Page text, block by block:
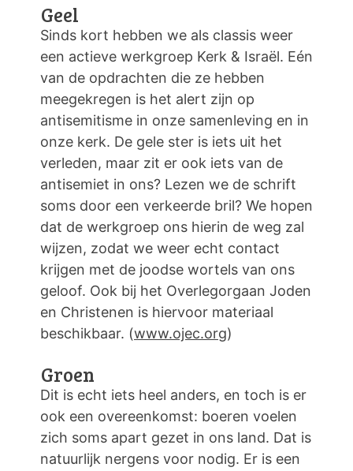
Geel
Sinds kort hebben we als classis weer
een actieve werkgroep Kerk & Israël. Eén
van de opdrachten die ze hebben
meegekregen is het alert zijn op
antisemitisme in onze samenleving en in
onze kerk. De gele ster is iets uit het
verleden, maar zit er ook iets van de
antisemiet in ons? Lezen we de schrift
soms door een verkeerde bril? We hopen
dat de werkgroep ons hierin de weg zal
wijzen, zodat we weer echt contact
krijgen met de joodse wortels van ons
geloof. Ook bij het Overlegorgaan Joden
en Christenen is hiervoor materiaal
beschikbaar. (www.ojec.org)
Groen
Dit is echt iets heel anders, en toch is er
ook een overeenkomst: boeren voelen
zich soms apart gezet in ons land. Dat is
natuurlijk nergens voor nodig. Er is een